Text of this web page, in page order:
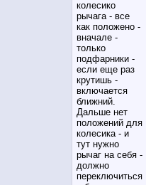
колесико
рычага - все
как положено -
вначале -
только
подфарники -
если еще раз
крутишь -
включается
ближний.
Дальше нет
положений для
колесика - и
тут нужно
рычаг на себя -
должно
переключиться